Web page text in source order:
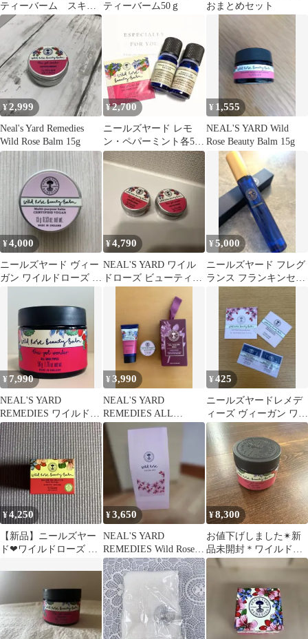
ティーバーム スキン
ケアサンプル付き
ティーバーム50ｇ
おまとめセット
¥2,999
Neal's Yard Remedies
Wild Rose Balm 15g
¥2,700
ニールズヤード レモ
ン・ペパーミント各5ml
精油 2本 セット
¥ 1,555
NEAL'S YARD Wild
Rose Beauty Balm 15g
¥4,000
ニールズヤード ヴィー
ガン ワイルドローズ ビ
¥4,790
NEAL'S YARD ワイル
ドローズ ビューティバ
¥5,000
ニールズヤード フレグ
ランス フランキンセン
ス 8ml ワイルドローズ
¥7,990
NEAL'S YARD
REMEDIES ワイルドロ
ーズ ビューティバーム
¥3,990
NEAL'S YARD
REMEDIES ALL
AGLOW DUO
¥425
ニールズヤードレメデ
ィーズ ヴィーガン ワイ
ルドローズ ビューティ
バーム
¥4,250
【新品】ニールズヤー
ド❤︎ワイルドローズ ビ
¥3,650
NEAL'S YARD
REMEDIES Wild Rose
FACIAL
¥8,300
お値下げしました✴︎新
品未開封＊ワイルドロ
ーズビューティバーム